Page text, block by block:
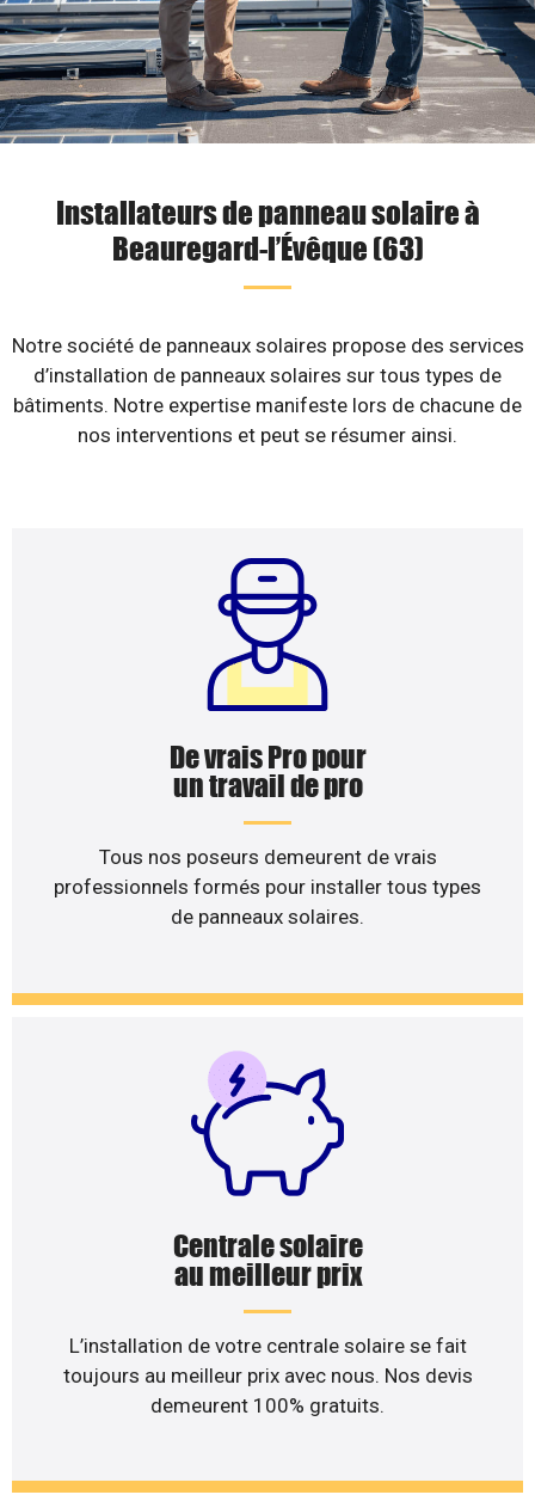
Installateurs de panneau solaire à
Beauregard-l’Évêque (63)
Notre société de panneaux solaires propose des services
d’installation de panneaux solaires sur tous types de
bâtiments. Notre expertise manifeste lors de chacune de
nos interventions et peut se résumer ainsi.
De vrais Pro pour
un travail de pro
Tous nos poseurs demeurent de vrais
professionnels formés pour installer tous types
de panneaux solaires.
Centrale solaire
au meilleur prix
L’installation de votre centrale solaire se fait
toujours au meilleur prix avec nous. Nos devis
demeurent 100% gratuits.